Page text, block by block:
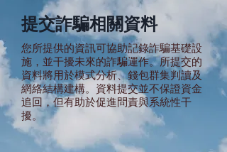
被困詐騙园区？如何自
救？
提交詐騙相關資料
您所提供的資訊可協助記錄詐騙基礎設
施，並干擾未來的詐騙運作。所提交的
資料將用於模式分析、錢包群集判讀及
網絡結構建構。資料提交並不保證資金
追回，但有助於促進問責與系統性干
擾。